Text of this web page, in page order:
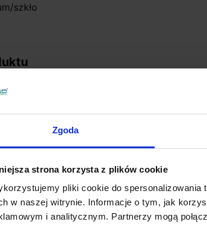
Zgoda
strona korzysta z plików cookie
pliki cookie do spersonalizowania
w naszej witrynie. Informacje o tym, jak
i analitycznym. Partnerzy mogą
szkło